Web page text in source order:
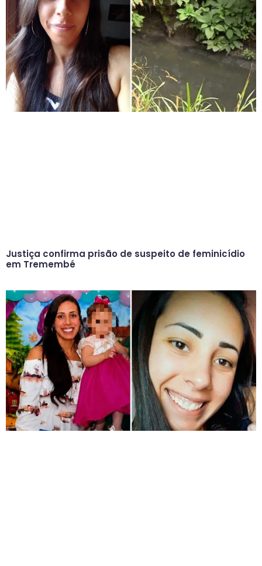
Justiça confirma prisão de suspeito de feminicídio
em Tremembé